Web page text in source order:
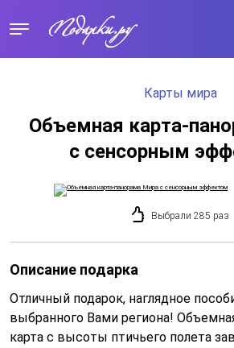
Карты мира
Объемная карта-
с сенсорным
Выбрали 285 раз
Описание подарка
Отличный подарок, наглядное
выбранного Вами региона!
карта с высоты птичьего полета